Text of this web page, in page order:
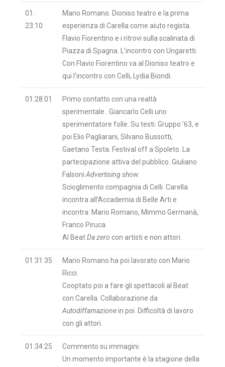
01:
23:10
Mario Romano. Dioniso teatro e la prima
esperienza di Carella come aiuto regista.
Flavio Fiorentino e i ritrovi sulla scalinata di
Piazza di Spagna. L’incontro con Ungaretti.
Con Flavio Fiorentino va al Dioniso teatro e
qui l’incontro con Celli, Lydia Biondi.
01:28:01
Primo contatto con una realtà
sperimentale . Giancarlo Celli uno
sperimentatore folle. Su testi: Gruppo ’63, e
poi Elio Pagliarani, Silvano Bussotti,
Gaetano Testa. Festival off a Spoleto. La
partecipazione attiva del pubblico. Giuliano
Falsoni Advertising show.
Scioglimento compagnia di Celli. Carella
incontra all’Accademia di Belle Arti e
incontra: Mario Romano, Mimmo Germanà,
Franco Piruca.
Al BeatDa zero con artisti e non attori.
01:31:35
Mario Romano ha poi lavorato con Mario
Ricci.
Cooptato poi a fare gli spettacoli al Beat
con Carella. Collaborazione da
Autodiffamazionein poi. Difficoltà di lavoro
con gli attori.
01:34:25
Commento su immagini.
Un momento importante è la stagione della